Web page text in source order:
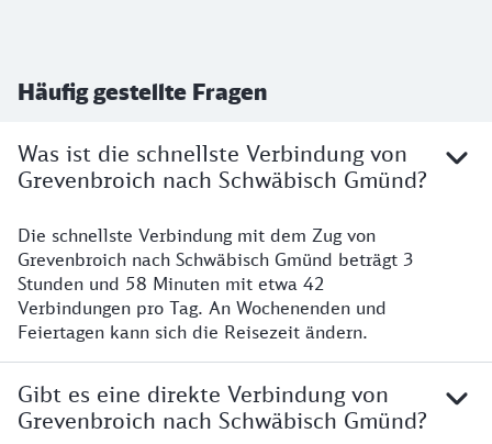
Häufig gestellte Fragen
Was ist die schnellste Verbindung von
Grevenbroich nach Schwäbisch Gmünd?
Die schnellste Verbindung mit dem Zug von
Grevenbroich nach Schwäbisch Gmünd beträgt 3
Stunden und 58 Minuten mit etwa 42
Verbindungen pro Tag. An Wochenenden und
Feiertagen kann sich die Reisezeit ändern.
Gibt es eine direkte Verbindung von
Grevenbroich nach Schwäbisch Gmünd?